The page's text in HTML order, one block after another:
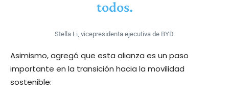
todos.
Stella Li, vicepresidenta ejecutiva de BYD.
Asimismo, agregó que esta alianza es un paso
importante en la transición hacia la movilidad
sostenible: